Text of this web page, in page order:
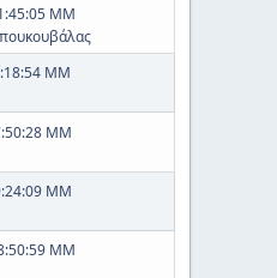
ΜΜ
ΜΜ
ΜΜ
ΜΜ
ΜΜ